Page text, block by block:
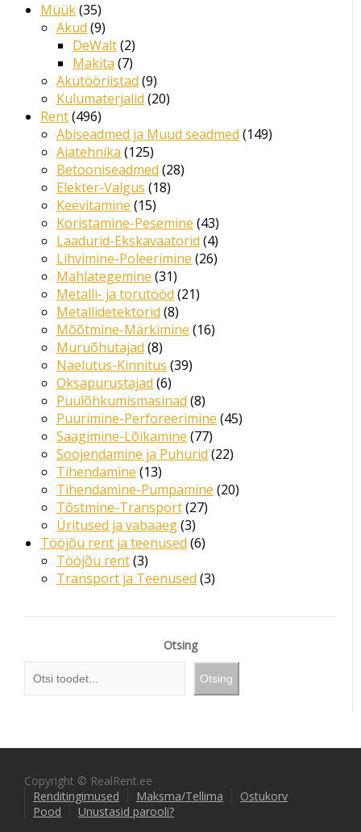
Müük 35
Akud 9
DeWalt 2
Makita 7
Akutööriistad 9
Kulumaterjalid 20
Rent 496
Abiseadmed ja Muud seadmed 149
Aiatehnika 125
Betooniseadmed 28
Elekter-Valgus 18
Keevitamine 15
Koristamine-Pesemine 43
Laadurid-Ekskavaatorid 4
Lihvimine-Poleerimine 26
Mahlategemine 31
Metalli- ja torutööd 21
Metallidetektorid 8
Mõõtmine-Märkimine 16
Muruõhutajad 8
Naelutus-Kinnitus 39
Oksapurustajad 6
Puulõhkumismasinad 8
Puurimine-Perforeerimine 45
Saagimine-Lõikamine 77
Soojendamine ja Puhurid 22
Tihendamine 13
Tihendamine-Pumpamine 20
Tõstmine-Transport 27
Üritused ja vabaaeg 3
Tööjõu rent ja teenused 6
Tööjõu rent 3
Transport ja Teenused 3
Otsing
Otsing
Copyright © RealRent.ee
Renditingimused
Maksma/Tellima
Ostukorv
Pood
Unustasid parooli?